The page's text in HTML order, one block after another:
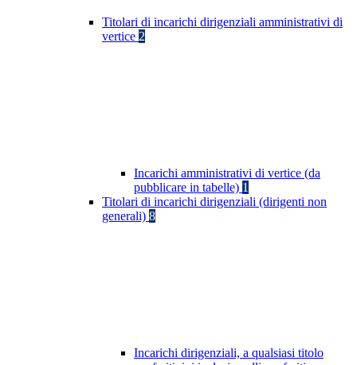
Titolari di incarichi dirigenziali amministrativi di
vertice 2
Incarichi amministrativi di vertice (da
pubblicare in tabelle) 1
Titolari di incarichi dirigenziali (dirigenti non
generali) 8
Incarichi dirigenziali, a qualsiasi titolo